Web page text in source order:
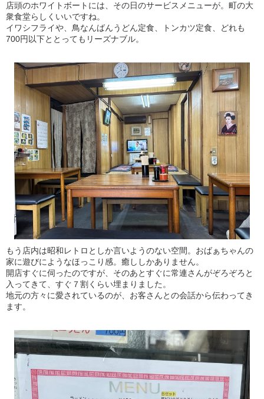
店頭のホワイトボートには、その日のサービスメニューが。町の大
衆食堂らしくいいですね。
イワシフライや、鳥なんばんうどん定食、トンカツ定食、どれも
700円以下ととってもリーズナブル。
もう店内は昭和レトロとしか言いようのない空間。おばぁちゃんの
家に遊びにようなほっこり感。癒ししかありません。
開店すぐに伺ったのですが、そのあとすぐに常連さんがぞろぞろと
入ってきて、すぐ７割くらい埋まりました。
地元の方々に愛されているのが、お客さんとの会話から伝わってき
ます。